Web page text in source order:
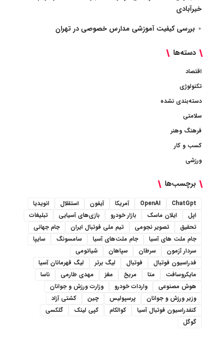
خیرآبادی
بررسی کیفیت آموزشی مدارس خصوصی در تهران
دسته‌ها
اقتصاد
تکنولوژی
دسته‌بندی نشده
سلامتی
فرهنگ وهنر
کسب و کار
ورزشی
برچسب‌ها
ChatGpt
OpenAI آمریکا آیفون استقلال
انویدیا
اپل
ایلان ماسک بازار خودرو بازی‌های آسیایی
تبلیغات
تحقیق
تصویر نجومی تیم ملی فوتبال ایران
جام جهانی
جام ملت های آسیا
جام ملت‌های آسیا سامسونگ
سایپا
سردار آزمون
سرطان سپاهان
شیائومی
فدراسیون فوتبال
فوتبال لیگ برتر
لیگ قهرمانان آسیا
مایکروسافت
متا مریخ مغز مهدی طارمی
ناسا
هوش مصنوعی
واردات خودرو
وزارت ورزش و جوانان
وزیر ورزش و جوانان
پرسپولیس چین
کشتی آزاد
کنفدراسیون فوتبال آسیا
کوالکام کپی لینک
گلکسی
گوگل